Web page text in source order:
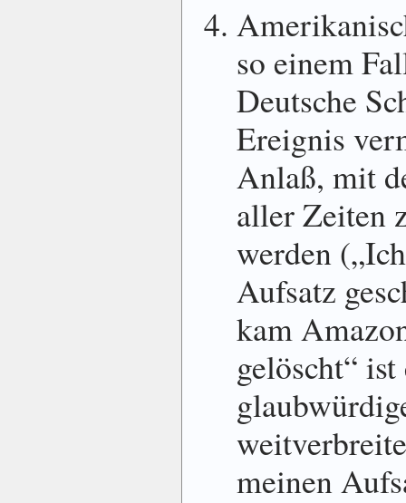
so einem
Deutsche
Ereignis
Anlaß, mit
aller Zeiten
werden
Aufsatz
kam
gelöscht“
meinen